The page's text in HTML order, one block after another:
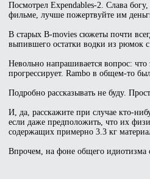
Посмотрел Expendables-2. Слава
фильме, лучше пожертвуйте им
В старых B-movies сюжеты почти
выпившего остатки водки из рюмок с
Невольно напрашивается вопрос: что
прогрессирует. Rambo в общем-то
Подробно рассказывать не буду.
И, да, расскажите при случае кто-
если даже предположить, что их
содержащих примерно 3.3 кг
Впрочем, на фоне общего идиотизма